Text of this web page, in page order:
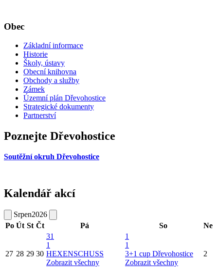
Obec
Základní informace
Historie
Školy, ústavy
Obecní knihovna
Obchody a služby
Zámek
Územní plán Dřevohostice
Strategické dokumenty
Partnerství
Poznejte Dřevohostice
Soutěžní okruh Dřevohostice
Kalendář akcí
Srpen2026
Po Út St Čt Pá So Ne
27 28 29 30
31
1
HEXENSCHUSS
Zobrazit všechny
1
1
3+1 cup Dřevohostice
Zobrazit všechny
2